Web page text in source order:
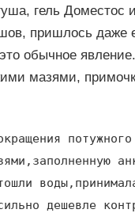
гель Доместос
пришлось даже
обычное
мазями,
дешевле